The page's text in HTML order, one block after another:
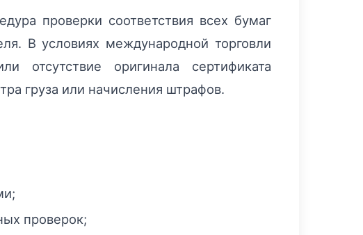
проверки соответствия всех бумаг
В условиях международной торговли
отсутствие оригинала сертификата
груза или начисления штрафов.
проверок;